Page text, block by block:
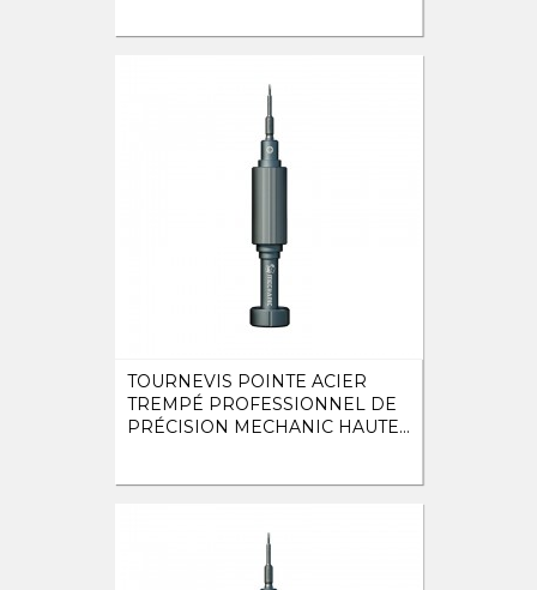
TOURNEVIS POINTE ACIER
TREMPÉ PROFESSIONNEL DE
PRÉCISION MECHANIC HAUTE...